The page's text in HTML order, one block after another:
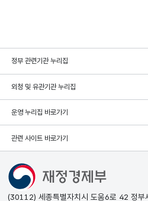
정부 관련기관 누리집
외청 및 유관기관 누리집
운영 누리집 바로가기
관련 사이트 바로가기
(30112) 세종특별자치시 도움6로 42 정부